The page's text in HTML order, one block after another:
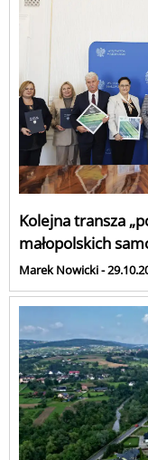
Kolejna transza
małopolskich
Marek Nowicki -